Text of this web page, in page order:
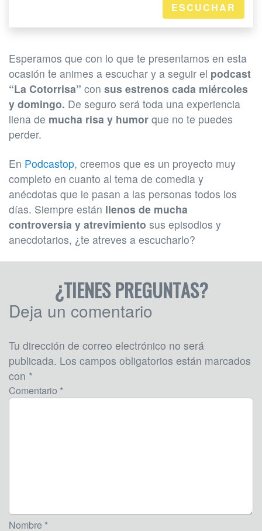
ESCUCHAR
Esperamos que con lo que te presentamos en esta
ocasión te animes a escuchar y a seguir el podcast
“La Cotorrisa” con sus estrenos cada miércoles
y domingo. De seguro será toda una experiencia
llena de mucha risa y humor que no te puedes
perder.
En Podcastop, creemos que es un proyecto muy
completo en cuanto al tema de comedia y
anécdotas que le pasan a las personas todos los
días. Siempre están llenos de mucha
controversia y atrevimiento sus episodios y
anecdotarios, ¿te atreves a escucharlo?
¿TIENES PREGUNTAS?
Deja un comentario
Tu dirección de correo electrónico no será
publicada. Los campos obligatorios están marcados
con *
Comentario *
Nombre *